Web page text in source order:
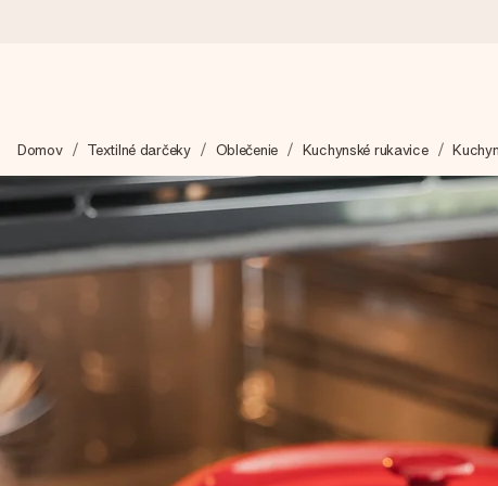
Váš darček starostlivo vyrobíme a bleskovo odošleme – aby
4,7 (na základe +15 000 recenzií)
Naše darčeky inšpirujú. Zákazníci nás na Google Reviews
Kartička s venovaním zdarma
Vytvorte niečo výnimočné v pár jednoduchých krokoch – s jej
Domov Textilné darčeky Oblečenie Kuchynské rukavice